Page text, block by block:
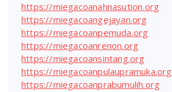
https://miegacoanahnasution.org
https://miegacoangejayan.org
https://miegacoanpemuda.org
https://miegacoanrenon.org
https://miegacoansintang.org
https://miegacoanpulaupramuka.org
https://miegacoanprabumulih.org